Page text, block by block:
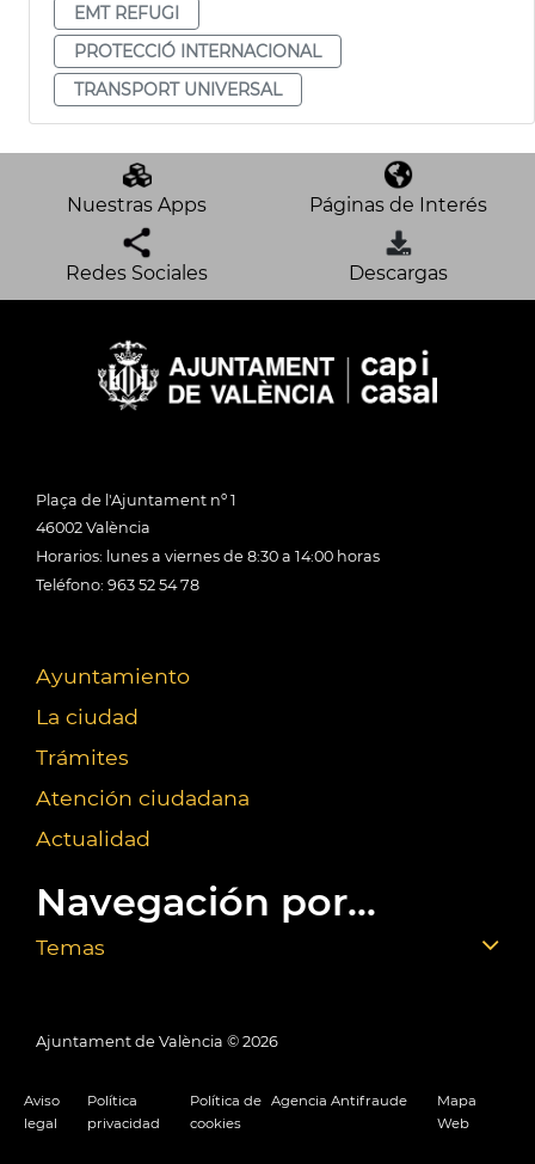
EMT REFUGI
PROTECCIÓ INTERNACIONAL
TRANSPORT UNIVERSAL
Nuestras Apps Páginas de Interés
Redes Sociales Descargas
Plaça de l'Ajuntament nº 1
46002 València
Horarios: lunes a viernes de 8:30 a 14:00 horas
Teléfono: 963 52 54 78
Ayuntamiento
La ciudad
Trámites
Atención ciudadana
Actualidad
Navegación por...
Temas
Ajuntament de València © 2026
Aviso
legal
Política
privacidad
Política de
cookies
Agencia Antifraude
Mapa
Web